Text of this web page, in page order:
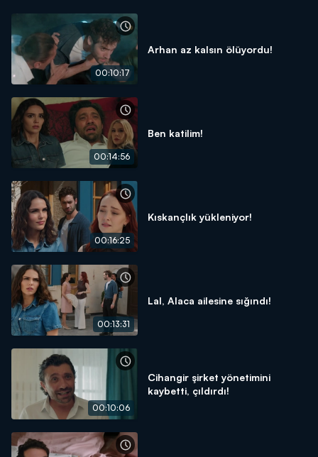
00:10:17
Arhan az kalsın ölüyordu!
00:14:56
Ben katilim!
00:16:25
Kıskançlık yükleniyor!
00:13:31
Lal, Alaca ailesine sığındı!
00:10:06
Cihangir şirket yönetimini
kaybetti, çıldırdı!